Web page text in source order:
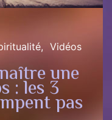
Vidéos
une
: les 3pas